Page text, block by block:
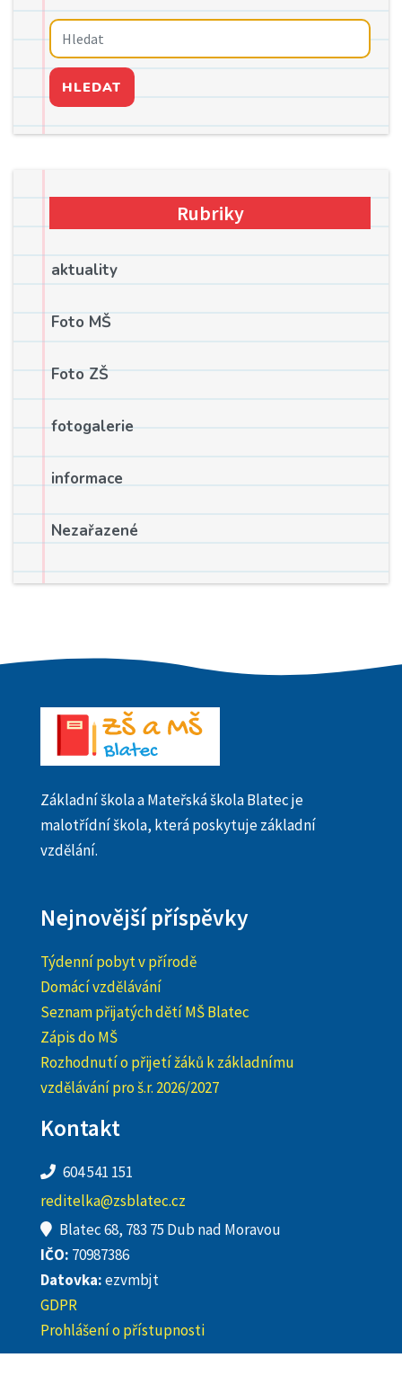
HLEDAT
Rubriky
aktuality
Foto MŠ
Foto ZŠ
fotogalerie
informace
Nezařazené
Základní škola a Mateřská škola Blatec je
malotřídní škola, která poskytuje základní
vzdělání.
Nejnovější příspěvky
Týdenní pobyt v přírodě
Domácí vzdělávání
Seznam přijatých dětí MŠ Blatec
Zápis do MŠ
Rozhodnutí o přijetí žáků k základnímu
vzdělávání pro š.r. 2026/2027
Kontakt
604 541 151
reditelka@zsblatec.cz
Blatec 68, 783 75 Dub nad Moravou
IČO: 70987386
Datovka:ezvmbjt
GDPR
Prohlášení o přístupnosti